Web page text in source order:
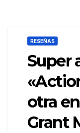
RESEÑAS
Super
otra
Grant